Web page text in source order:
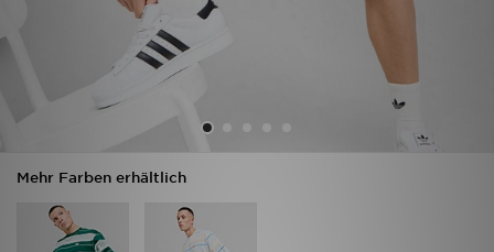
Mehr Farben erhältlich
Bestellverfolgung
Hilfe & Kontakt